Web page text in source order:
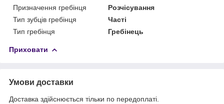
Призначення гребінця
Розчісування
Тип зубців гребінця
Часті
Тип гребінця
Гребінець
Приховати
Умови доставки
Доставка здійснюється тільки по передоплаті.